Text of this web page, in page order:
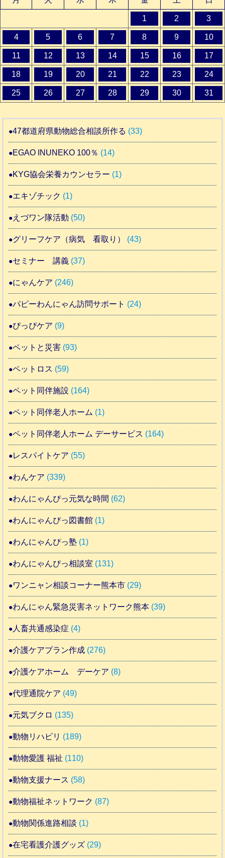
1 2 3
4 5 6 7 8 9 10
11 12 13 14 15 16 17
18 19 20 21 22 23 24
25 26 27 28 29 30 31
47都道府県動物総合相談所作る (33)
EGAO INUNEKO 100％ (14)
KYG協会栄養カウンセラー (1)
エキゾチック (1)
えづワン隊活動 (50)
グリーフケア（病気 看取り） (43)
セミナー 講義 (37)
にゃんケア (246)
パピーわんにゃん訪問サポート (24)
ぴっぴケア (9)
ペットと災害 (93)
ペットロス (59)
ペット同伴施設 (164)
ペット同伴老人ホーム (1)
ペット同伴老人ホーム デーサービス (164)
レスパイトケア (55)
わんケア (339)
わんにゃんぴっ元気な時間 (62)
わんにゃんぴっ図書館 (1)
わんにゃんぴっ塾 (1)
わんにゃんぴっ相談室 (131)
ワンニャン相談コーナー熊本市 (29)
わんにゃん緊急災害ネットワーク熊本 (39)
人畜共通感染症 (4)
介護ケアプラン作成 (276)
介護ケアホーム デーケア (8)
代理通院ケア (49)
元気ブクロ (135)
動物リハビリ (189)
動物愛護 福祉 (110)
動物支援ナース (58)
動物福祉ネットワーク (87)
動物関係進路相談 (1)
在宅看護介護グッズ (29)